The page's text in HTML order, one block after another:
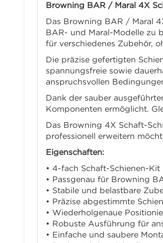
Browning BAR / Maral 4X
Das Browning BAR / Maral
BAR- und Maral-Modelle zu
für verschiedenes Zubehör,
Die präzise gefertigten
spannungsfreie sowie
anspruchsvollen
Dank der sauber
Komponenten ermöglicht.
Das Browning 4X Schaft-
professionell erweitern
Eigenschaften:
• 4-fach Schaft-Schienen-
• Passgenau für Browning
• Stabile und belastbare
• Präzise abgestimmte
• Wiederholgenaue
• Robuste Ausführung für
• Einfache und saubere